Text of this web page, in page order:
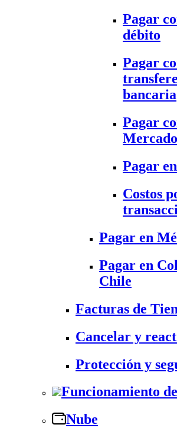
Pagar
débito
Pagar
bancaria
Pagar
Pagar
Costos
Pagar en
Pagar en
Chile
Facturas de
Cancelar y
Protección y
Funcionamiento
Nube